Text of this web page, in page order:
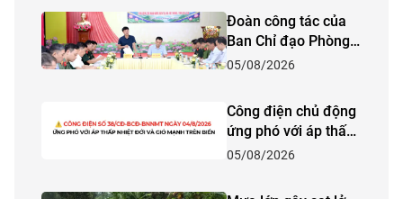
Đoàn công tác của
Ban Chỉ đạo Phòng
thủ dân sự quốc gia
phòng, chống thiên
tai và tìm kiếm cứu
nạn năm 2026 tại
tỉnh Lào Cai
05/08/2026
Công điện chủ động
ứng phó với áp thấp
nhiệt đới và gió
05/08/2026